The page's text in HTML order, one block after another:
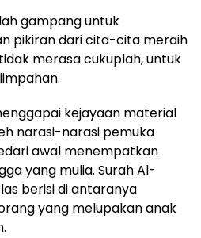
gampang untuk
pikiran dari cita-cita meraih
merasa cukuplah, untuk
kejayaan material
narasi-narasi pemuka
awal menempatkan
yang mulia. Surah Al-
berisi di antaranya
yang melupakan anak